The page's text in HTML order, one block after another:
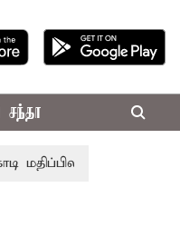
பழனி கோவில்